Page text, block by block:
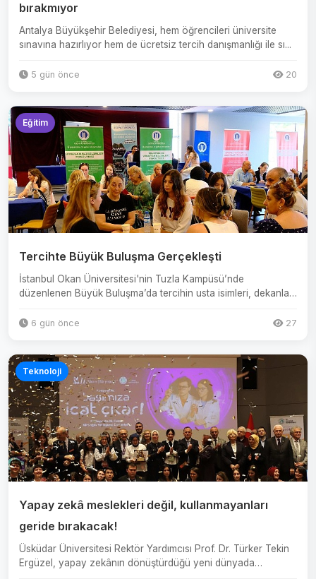
bırakmıyor
Antalya Büyükşehir Belediyesi, hem öğrencileri üniversite
sınavına hazırlıyor hem de ücretsiz tercih danışmanlığı ile sı...
5 gün önce 20
Eğitim
Tercihte Büyük Buluşma Gerçekleşti
İstanbul Okan Üniversitesi'nin Tuzla Kampüsü’nde
düzenlenen Büyük Buluşma’da tercihin usta isimleri, dekanlar-
6 gün önce 27
Teknoloji
Yapay zekâ meslekleri değil, kullanmayanları
geride bırakacak!
Üsküdar Üniversitesi Rektör Yardımcısı Prof. Dr. Türker Tekin
Ergüzel, yapay zekânın dönüştürdüğü yeni dünyada